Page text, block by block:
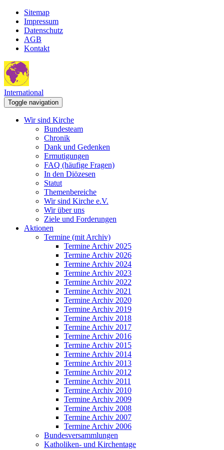
Sitemap
Impressum
Datenschutz
AGB
Kontakt
International
Toggle navigation
Wir sind Kirche
Bundesteam
Chronik
Dank und Gedenken
Ermutigungen
FAQ (häufige Fragen)
In den Diözesen
Statut
Themenbereiche
Wir sind Kirche e.V.
Wir über uns
Ziele und Forderungen
Aktionen
Termine (mit Archiv)
Termine Archiv 2025
Termine Archiv 2026
Termine Archiv 2024
Termine Archiv 2023
Termine Archiv 2022
Termine Archiv 2021
Termine Archiv 2020
Termine Archiv 2019
Termine Archiv 2018
Termine Archiv 2017
Termine Archiv 2016
Termine Archiv 2015
Termine Archiv 2014
Termine Archiv 2013
Termine Archiv 2012
Termine Archiv 2011
Termine Archiv 2010
Termine Archiv 2009
Termine Archiv 2008
Termine Archiv 2007
Termine Archiv 2006
Bundesversammlungen
Katholiken- und Kirchentage